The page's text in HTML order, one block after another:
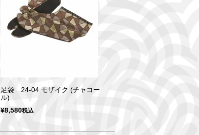
足袋 24-04 モザイク (チャコー
ル)
¥8,580税込